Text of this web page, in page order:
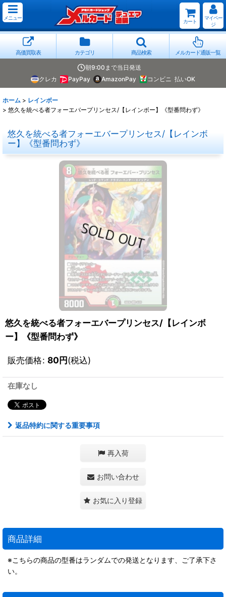
メニュー
カート
マイペー
ジ
高価買取表 カテゴリ 商品検索 メルカード通販一覧
朝9:00まで当日発送
クレカ
PayPay AmazonPay コンビニ 払いOK
ホーム > レインボー
> 悠久を統べる者フォーエバープリンセス/【レインボー】《型番問わず》
悠久を統べる者フォーエバープリンセス/【レインボ
ー】《型番問わず》
悠久を統べる者フォーエバープリンセス/【レインボ
ー】《型番問わず》
販売価格: 80円(税込)
在庫なし
返品特約に関する重要事項
再入荷
お問い合わせ
お気に入り登録
商品詳細
※こちらの商品の型番はランダムでの発送となります、ご了承下さ
い。